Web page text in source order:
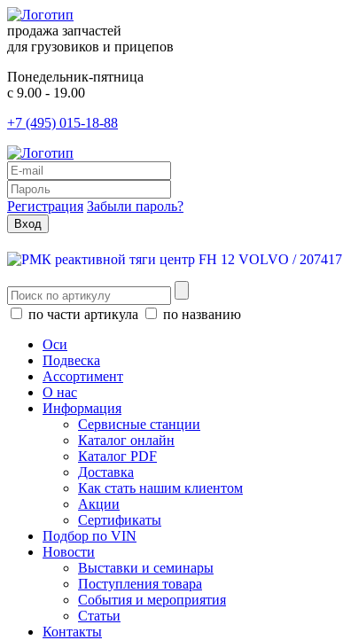
продажа запчастей
для грузовиков и прицепов
Понедельник-пятница
с 9.00 - 19.00
+7 (495) 015-18-88
Регистрация Забыли пароль?
по части артикула
по названию
Оси
Подвеска
Ассортимент
О нас
Информация
Сервисные станции
Каталог онлайн
Каталог PDF
Доставка
Как стать нашим клиентом
Акции
Сертификаты
Подбор по VIN
Новости
Выставки и семинары
Поступления товара
События и мероприятия
Статьи
Контакты